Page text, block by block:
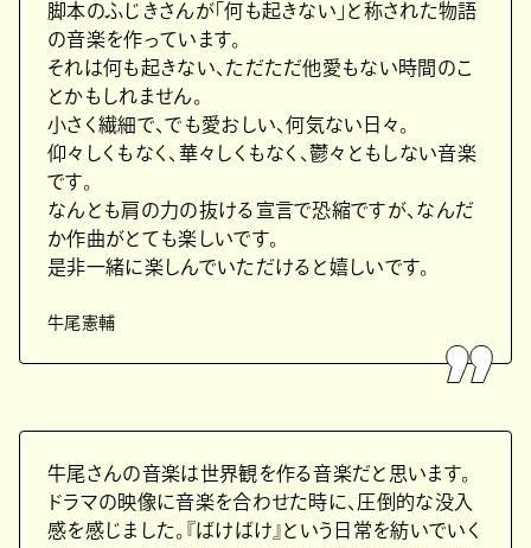
脚本のふじきさんが「何も起きない」と称された物語
の音楽を作っています。
それは何も起きない、ただただ他愛もない時間のこ
とかもしれません。
小さく繊細で、でも愛おしい、何気ない日々。
仰々しくもなく、華々しくもなく、鬱々ともしない音楽
です。
なんとも肩の力の抜ける宣言で恐縮ですが、なんだ
か作曲がとても楽しいです。
是非一緒に楽しんでいただけると嬉しいです。
牛尾憲輔
牛尾さんの音楽は世界観を作る音楽だと思います。
ドラマの映像に音楽を合わせた時に、圧倒的な没入
感を感じました。『ばけばけ』という日常を紡いでいく